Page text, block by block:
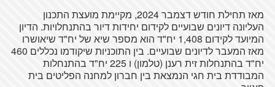
מאז תחילת חודש דצמבר 2024, מקיימת מועצת התכנון
העליונה דיונים שבועיים לקידום יחידות דיור בהתנחלויות. הדיון
המיועד לקידום 1,408 יח"ד הוא מספר שיא של יח"ד שיאושרו
מאז המעבר לדיונים שבועיים. בין התוכניות שיקודמו נכללים 460
יח"ד בהתנחלות זית רענן (טלמון) ו 225 יח"ד בהתנחלות
המבודדת בית חגי הנמצאת בין חברון למחנה הפליטים בית